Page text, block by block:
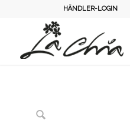
HÄNDLER-LOGIN